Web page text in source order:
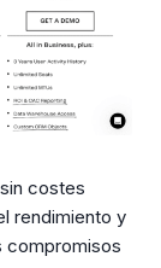
costes
rendimiento y
compromisos